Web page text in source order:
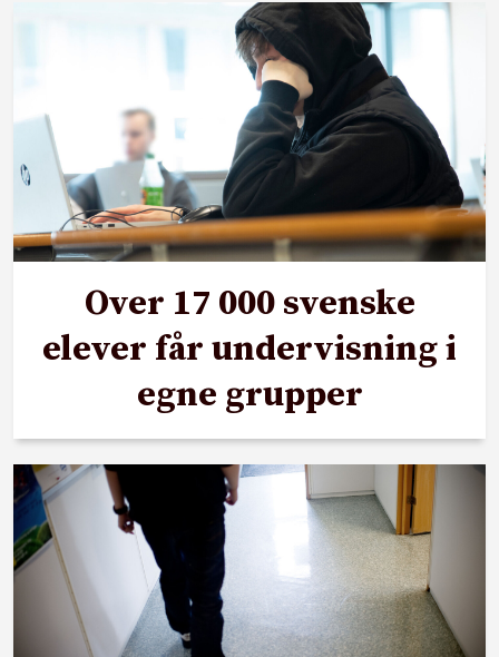
Over 17 000 svenske
elever får undervisning i
egne grupper